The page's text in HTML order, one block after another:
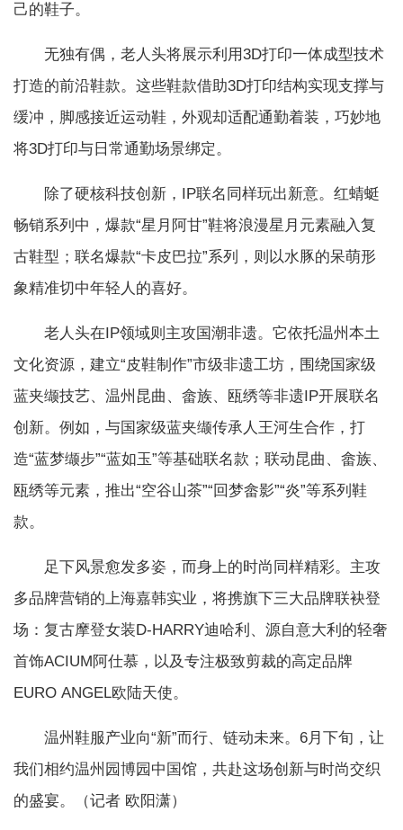
己的鞋子。
无独有偶，老人头将展示利用3D打印一体成型技术
打造的前沿鞋款。这些鞋款借助3D打印结构实现支撑与
缓冲，脚感接近运动鞋，外观却适配通勤着装，巧妙地
将3D打印与日常通勤场景绑定。
除了硬核科技创新，IP联名同样玩出新意。红蜻蜓
畅销系列中，爆款“星月阿甘”鞋将浪漫星月元素融入复
古鞋型；联名爆款“卡皮巴拉”系列，则以水豚的呆萌形
象精准切中年轻人的喜好。
老人头在IP领域则主攻国潮非遗。它依托温州本土
文化资源，建立“皮鞋制作”市级非遗工坊，围绕国家级
蓝夹缬技艺、温州昆曲、畲族、瓯绣等非遗IP开展联名
创新。例如，与国家级蓝夹缬传承人王河生合作，打
造“蓝梦缬步”“蓝如玉”等基础联名款；联动昆曲、畲族、
瓯绣等元素，推出“空谷山茶”“回梦畲影”“炎”等系列鞋
款。
足下风景愈发多姿，而身上的时尚同样精彩。主攻
多品牌营销的上海嘉韩实业，将携旗下三大品牌联袂登
场：复古摩登女装D-HARRY迪哈利、源自意大利的轻奢
首饰ACIUM阿仕慕，以及专注极致剪裁的高定品牌
EURO ANGEL欧陆天使。
温州鞋服产业向“新”而行、链动未来。6月下旬，让
我们相约温州园博园中国馆，共赴这场创新与时尚交织
的盛宴。（记者 欧阳潇）